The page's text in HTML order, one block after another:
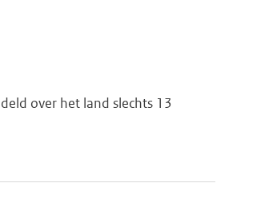
over het land slechts 13